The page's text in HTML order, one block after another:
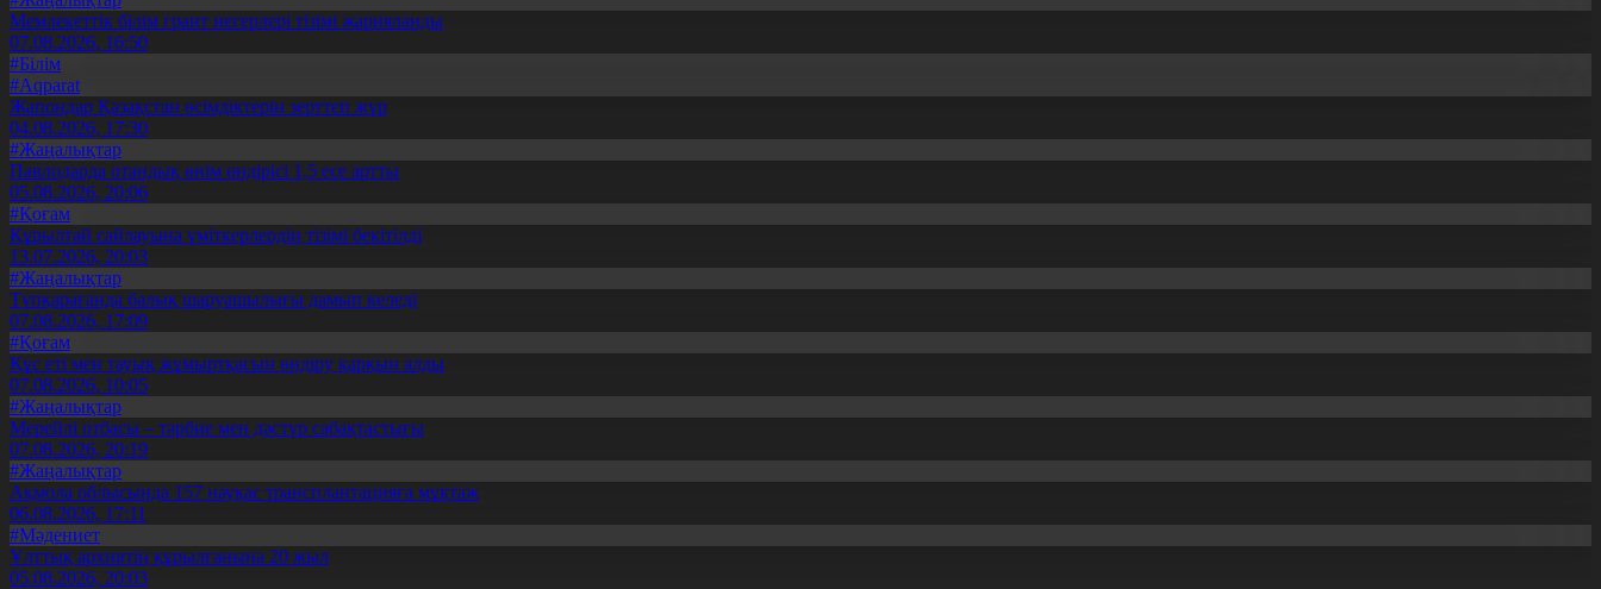
Мемлекеттік білім грант иегерлері тізімі жарияланды
07.08.2026, 16:50
#Білім
#Aqparat
Жапондар Қазақстан өсімдіктерін зерттеп жүр
04.08.2026, 17:30
#Жаңалықтар
Павлодарда отандық өнім өндірісі 1,5 есе артты
05.08.2026, 20:06
#Қоғам
Құрылтай сайлауына үміткерлердің тізімі бекітілді
13.07.2026, 20:03
#Жаңалықтар
Түпқарағанда балық шаруашылығы дамып келеді
07.08.2026, 17:09
#Қоғам
Құс еті мен тауық жұмыртқасын өндіру қарқын алды
07.08.2026, 10:05
#Жаңалықтар
Мерейлі отбасы – тәрбие мен дәстүр сабақтастығы
07.08.2026, 20:19
#Жаңалықтар
Ақмола облысында 157 науқас трансплантацияға мұқтаж
06.08.2026, 17:11
#Мәдениет
Ұлттық архивтің құрылғанына 20 жыл
05.08.2026, 20:03